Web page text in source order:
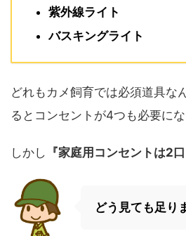
紫外線ライト
バスキングライト
どれもカメ飼育では必須道具な
るとコンセントが4つも必要にな
しかし 『家庭用コンセントは2口
どう見ても足り